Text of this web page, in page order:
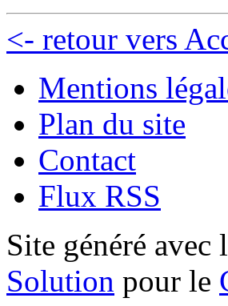
<- retour vers
Mentions
Plan du site
Contact
Flux RSS
Site généré
Solution pour le